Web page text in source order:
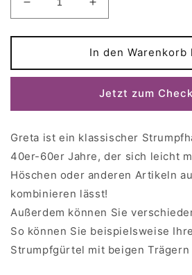
Verringere
die
Menge
GRETA
Strumpfgürtel
4,
8
oder
10
Strapsen
Erhöhe
die
Menge
für
GRETA
Strumpfgürtel
mit
4,
8
oder
10
Strapsen
In den Warenkorb
Jetzt zum
Greta ist ein klassischer
40er-60er Jahre, der sich leicht
Höschen oder anderen Artikeln
kombinieren lässt!
Außerdem können Sie
So können Sie beispielsweise
Strumpfgürtel mit beigen Trägern